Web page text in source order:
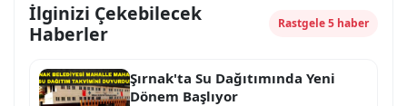
İlginizi Çekebilecek
Haberler
Rastgele 5 haber
Şırnak'ta Su Dağıtımında Yeni
Dönem Başlıyor